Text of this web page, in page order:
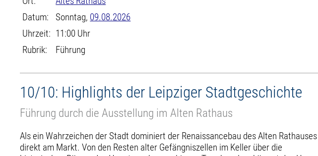
Datum:
Sonntag, 09.08.2026
Uhrzeit: 11:00 Uhr
Rubrik:
Führung
10/10: Highlights der Leipziger Stadtgeschichte
Führung durch die Ausstellung im Alten Rathaus
Als ein Wahrzeichen der Stadt dominiert der Renaissancebau des Alten Rathauses
direkt am Markt. Von den Resten alter Gefängniszellen im Keller über die